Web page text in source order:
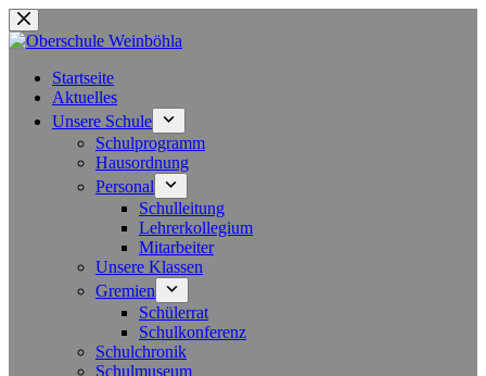
Zum
Inhalt
Startseite
Aktuelles
Unsere Schule
Schulprogramm
Hausordnung
Personal
Schulleitung
Lehrerkollegium
Mitarbeiter
Unsere Klassen
Gremien
Schülerrat
Schulkonferenz
Schulchronik
Schulmuseum